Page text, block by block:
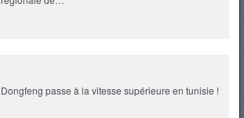
Dongfeng passe à la vitesse supérieure en tunisie !